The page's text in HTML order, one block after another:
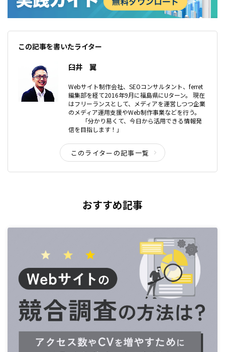
この記事を書いたライター
臼井 翼
Webサイト制作会社、SEOコンサルタント、ferret
編集部を経て2016年9月に福島県にUターン。 現在
はフリーランスとして、メディアを運営しつつ企業
のメディア運用支援やWeb制作事業などを行う。
「分かり易くて、今日から活用できる情報発
信を目指します！」
このライターの記事一覧
おすすめ記事